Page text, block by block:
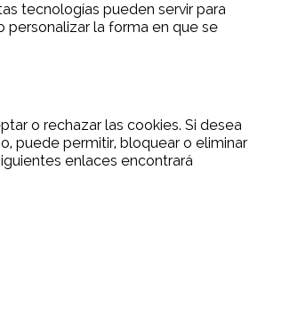
tecnologías pueden servir para
personalizar la forma en que se
o rechazar las cookies. Si desea
puede permitir, bloquear o eliminar
enlaces encontrará